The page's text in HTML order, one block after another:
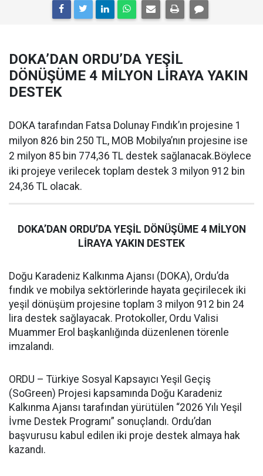
DOKA’DAN ORDU’DA YEŞİL
DÖNÜŞÜME 4 MİLYON LİRAYA YAKIN
DESTEK
DOKA tarafından Fatsa Dolunay Fındık’ın projesine 1
milyon 826 bin 250 TL, MOB Mobilya’nın projesine ise
2 milyon 85 bin 774,36 TL destek sağlanacak.Böylece
iki projeye verilecek toplam destek 3 milyon 912 bin
24,36 TL olacak.
DOKA’DAN ORDU’DA YEŞİL DÖNÜŞÜME 4 MİLYON
LİRAYA YAKIN DESTEK
Doğu Karadeniz Kalkınma Ajansı (DOKA), Ordu’da
fındık ve mobilya sektörlerinde hayata geçirilecek iki
yeşil dönüşüm projesine toplam 3 milyon 912 bin 24
lira destek sağlayacak. Protokoller, Ordu Valisi
Muammer Erol başkanlığında düzenlenen törenle
imzalandı.
ORDU – Türkiye Sosyal Kapsayıcı Yeşil Geçiş
(SoGreen) Projesi kapsamında Doğu Karadeniz
Kalkınma Ajansı tarafından yürütülen “2026 Yılı Yeşil
İvme Destek Programı” sonuçlandı. Ordu’dan
başvurusu kabul edilen iki proje destek almaya hak
kazandı.